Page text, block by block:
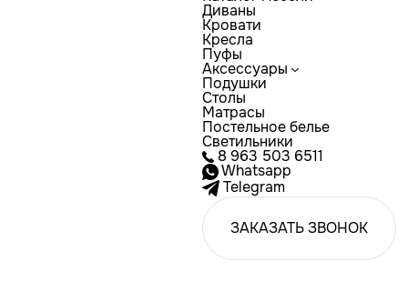
Диваны
Кровати
Кресла
Пуфы
Аксессуары
Подушки
Столы
Матрасы
Постельное белье
Светильники
8 963 503 6511
Whatsapp
Telegram
ЗАКАЗАТЬ ЗВОНОК